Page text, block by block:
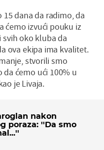
dana da radimo, da
ćemo izvući pouku iz
svih oko kluba da
ova ekipa ima kvalitet.
stvorili smo
da ćemo ući 100% u
je Livaja.
nakon
poraza: ''Da smo